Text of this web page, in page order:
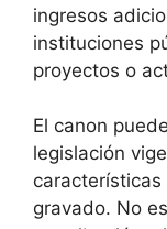
ingresos
instituciones
proyectos o
El canon
legislación
gravado. No